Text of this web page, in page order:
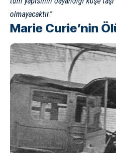
olmayacaktır.”
Marie Curie’nin